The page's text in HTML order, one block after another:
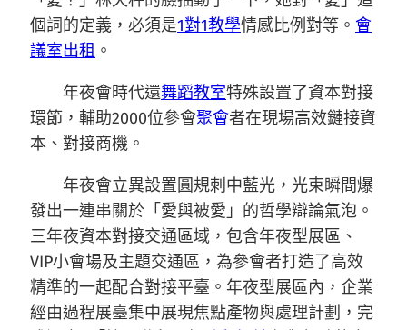
個詞的定義，必須是1對1教學情感比例對等。 會
議室出租 。
年夜會時代還舞蹈教室特殊設置了資本對接
環節，輔助2000位參會聚會者在現場高效鏈接資
本、對接商機。
年夜會立異設置圓規刺中藍光，光束瞬間爆
發出一連串關於「愛與被愛」的哲學辯論氣泡。
三年夜資本對接交通區域，包含年夜型展區、
VIP小會場及主題交通區，為參會者打造了高效
精準的一起配合對接平臺。年夜型展區內，企業
經由過程展臺集中展現焦點產物與處理計劃，完